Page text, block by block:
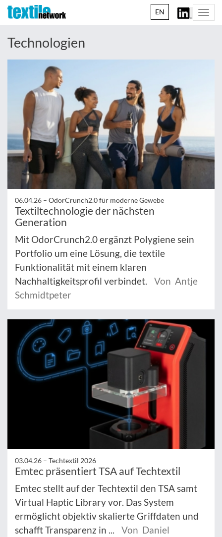
EN
Technologien
06.04.26 – OdorCrunch2.0 für moderne Gewebe
Textiltechnologie der nächsten
Generation
Mit OdorCrunch2.0 ergänzt Polygiene sein
Portfolio um eine Lösung, die textile
Funktionalität mit einem klaren
Nachhaltigkeitsprofil verbindet.
Von Antje
Schmidtpeter
03.04.26 – Techtextil 2026
Emtec präsentiert TSA auf Techtextil
Emtec stellt auf der Techtextil den TSA samt
Virtual Haptic Library vor. Das System
ermöglicht objektiv skalierte Griffdaten und
schafft Transparenz in ...
Von Daniel